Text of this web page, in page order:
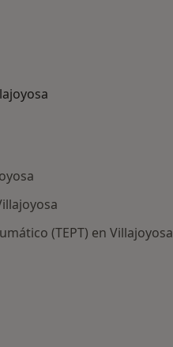
(TEPT) en Villajoyosa